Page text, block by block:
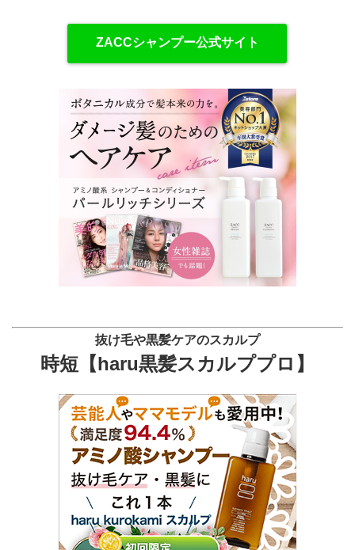
ZACCシャンプー公式サイト
抜け毛や黒髪ケアのスカルプ
時短【haru黒髪スカルププロ】